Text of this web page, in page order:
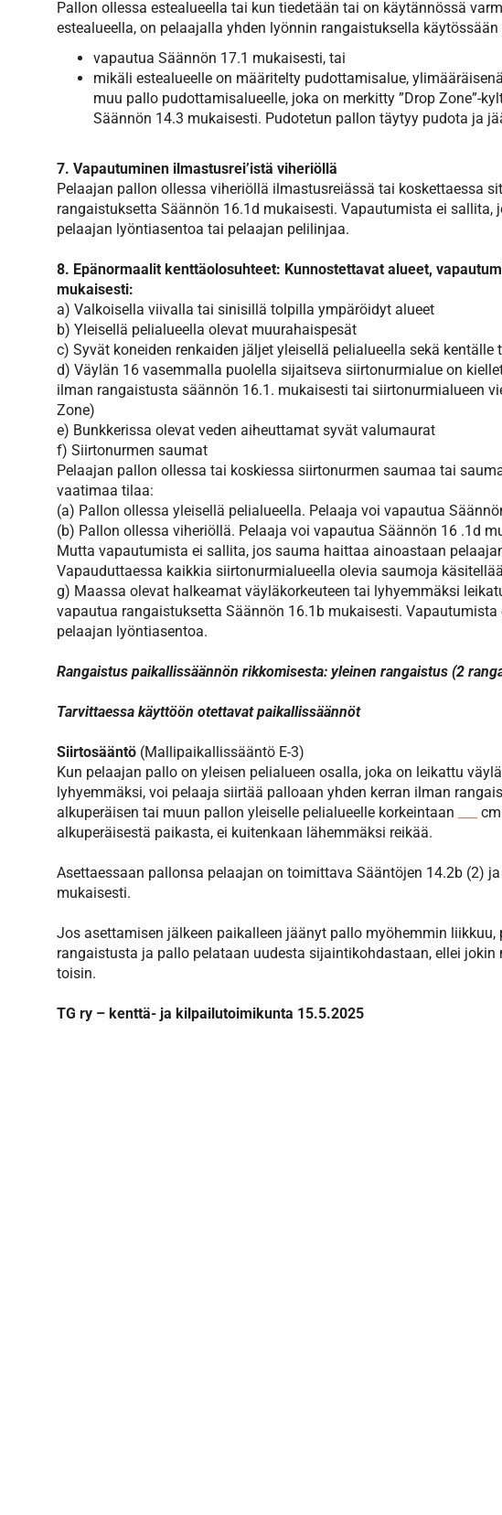
Pallon ollessa estealueella tai kun tiedetään tai on käytännössä
estealueella, on pelaajalla yhden lyönnin rangaistuksella
vapautua Säännön 17.1 mukaisesti, tai
mikäli estealueelle on määritelty pudottamisalue,
muu pallo pudottamisalueelle, joka on merkitty ”Drop Zone”-
Säännön 14.3 mukaisesti. Pudotetun pallon täytyy pudota ja
7. Vapautuminen ilmastusrei’istä viheriöllä
Pelaajan pallon ollessa viheriöllä ilmastusreiässä tai koskettaessa
rangaistuksetta Säännön 16.1d mukaisesti. Vapautumista ei
pelaajan lyöntiasentoa tai pelaajan pelilinjaa.
8. Epänormaalit kenttäolosuhteet: Kunnostettavat alueet,
mukaisesti:
a) Valkoisella viivalla tai sinisillä tolpilla ympäröidyt alueet
b) Yleisellä pelialueella olevat muurahaispesät
c) Syvät koneiden renkaiden jäljet yleisellä pelialueella sekä
d) Väylän 16 vasemmalla puolella sijaitseva siirtonurmialue on
ilman rangaistusta säännön 16.1. mukaisesti tai siirtonurmialueen
Zone)
e) Bunkkerissa olevat veden aiheuttamat syvät valumaurat
f) Siirtonurmen saumat
Pelaajan pallon ollessa tai koskiessa siirtonurmen saumaa tai
vaatimaa tilaa:
(a) Pallon ollessa yleisellä pelialueella. Pelaaja voi vapautua
(b) Pallon ollessa viheriöllä. Pelaaja voi vapautua Säännön 16 .1d
Mutta vapautumista ei sallita, jos sauma haittaa ainoastaan
Vapauduttaessa kaikkia siirtonurmialueella olevia saumoja
g) Maassa olevat halkeamat väyläkorkeuteen tai lyhyemmäksi
vapautua rangaistuksetta Säännön 16.1b mukaisesti.
pelaajan lyöntiasentoa.
Rangaistus paikallissäännön rikkomisesta: yleinen rangaistus (2
Tarvittaessa käyttöön otettavat paikallissäännöt
Siirtosääntö (Mallipaikallissääntö E-3)
Kun pelaajan pallo on yleisen pelialueen osalla, joka on leikattu
lyhyemmäksi, voi pelaaja siirtää palloaan yhden kerran ilman
alkuperäisen tai muun pallon yleiselle pelialueelle korkeintaan
alkuperäisestä paikasta, ei kuitenkaan lähemmäksi reikää.
Asettaessaan pallonsa pelaajan on toimittava Sääntöjen 14.2b (2)
mukaisesti.
Jos asettamisen jälkeen paikalleen jäänyt pallo myöhemmin liikkuu,
rangaistusta ja pallo pelataan uudesta sijaintikohdastaan, ellei jokin
toisin.
TG ry – kenttä- ja kilpailutoimikunta 15.5.2025